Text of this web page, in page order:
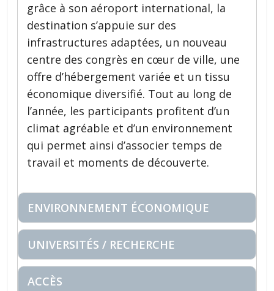
grâce à son aéroport international, la
destination s’appuie sur des
infrastructures adaptées, un nouveau
centre des congrès en cœur de ville, une
offre d’hébergement variée et un tissu
économique diversifié. Tout au long de
l’année, les participants profitent d’un
climat agréable et d’un environnement
qui permet ainsi d’associer temps de
travail et moments de découverte.
ENVIRONNEMENT ÉCONOMIQUE
UNIVERSITÉS / RECHERCHE
ACCÈS